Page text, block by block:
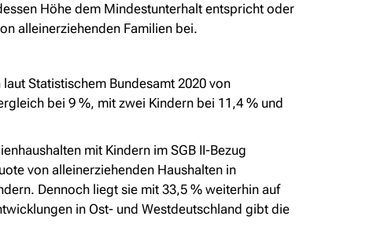
Höhe dem Mindestunterhalt entspricht oder
alleinerziehenden Familien bei.
Statistischem Bundesamt 2020 von
bei 9 %, mit zwei Kindern bei 11,4 % und
mit Kindern im SGB II-Bezug
von alleinerziehenden Haushalten in
Dennoch liegt sie mit 33,5 % weiterhin auf
in Ost- und Westdeutschland gibt die